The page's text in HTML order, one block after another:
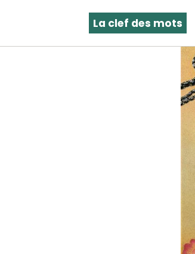
La clef des mots